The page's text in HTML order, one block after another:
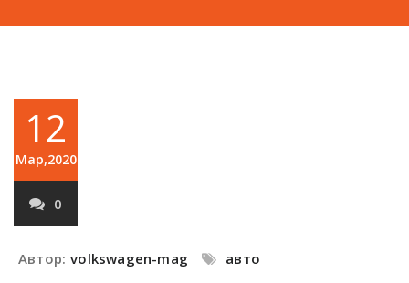
12
Мар,2020
0
Автор: volkswagen-mag авто